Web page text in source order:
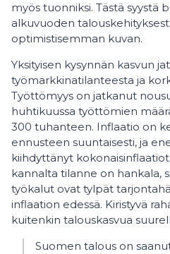
myös tuonniksi. Tästä syystä
alkuvuoden
optimistisemman kuvan.
Yksityisen kysynnän kasvun
työmarkkinatilanteesta ja
Työttömyys on jatkanut
huhtikuussa työttömien
300 tuhanteen. Inflaatio on
ennusteen suuntaisesti, ja
kiihdyttänyt
kannalta tilanne on hankala,
työkalut ovat tylpät
inflaation edessä. Kiristyvä
kuitenkin talouskasvua
Suomen talous on